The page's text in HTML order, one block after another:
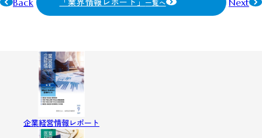
一覧へ
企業経営情報レポート